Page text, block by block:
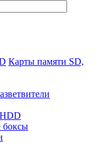
Карты памяти SD,